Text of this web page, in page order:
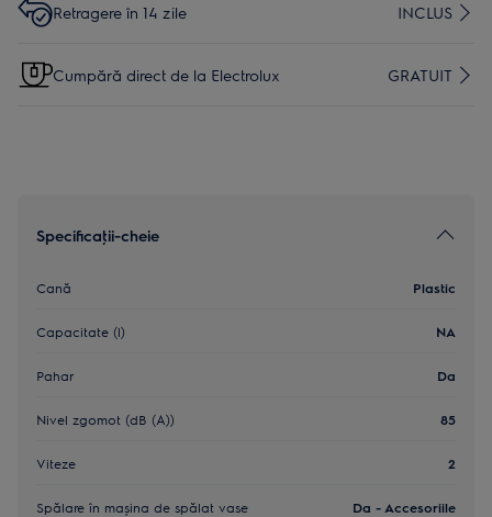
Retragere în 14 zile INCLUS
Cumpără direct de la Electrolux GRATUIT
Specificaţii-cheie
Cană Plastic
Capacitate (l) NA
Pahar Da
Nivel zgomot (dB (A)) 85
Viteze 2
Spălare în mașina de spălat vase Da - Accesoriile